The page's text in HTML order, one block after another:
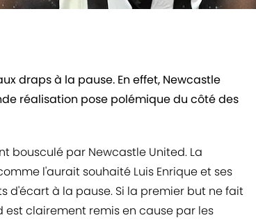
draps à la pause. En effet, Newcastle
réalisation pose polémique du côté des
bousculé par Newcastle United. La
l'aurait souhaité Luis Enrique et ses
d'écart à la pause. Si la premier but ne fait
clairement remis en cause par les